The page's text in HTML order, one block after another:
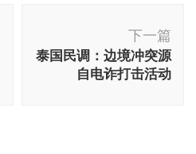
下一篇
泰国民调：边境冲突源
自电诈打击活动